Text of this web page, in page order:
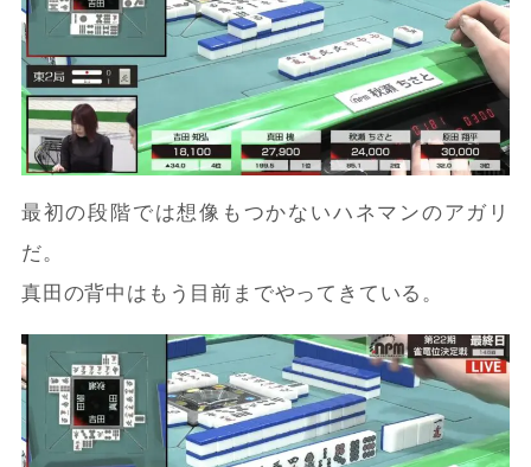
最初の段階では想像もつかないハネマンのアガリ
だ。
真田の背中はもう目前までやってきている。